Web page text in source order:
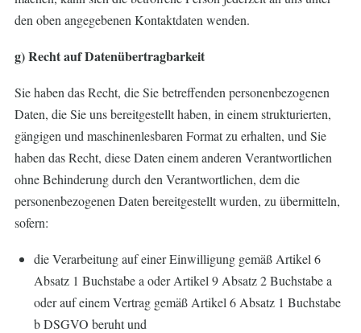
den oben angegebenen Kontaktdaten wenden.
g) Recht auf Datenübertragbarkeit
Sie haben das Recht, die Sie betreffenden personenbezogenen
Daten, die Sie uns bereitgestellt haben, in einem strukturierten,
gängigen und maschinenlesbaren Format zu erhalten, und Sie
haben das Recht, diese Daten einem anderen Verantwortlichen
ohne Behinderung durch den Verantwortlichen, dem die
personenbezogenen Daten bereitgestellt wurden, zu übermitteln,
sofern:
die Verarbeitung auf einer Einwilligung gemäß Artikel 6
Absatz 1 Buchstabe a oder Artikel 9 Absatz 2 Buchstabe a
oder auf einem Vertrag gemäß Artikel 6 Absatz 1 Buchstabe
b DSGVO beruht und